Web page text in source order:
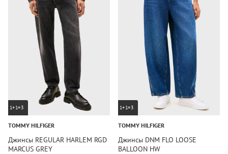
1+1=3
TOMMY HILFIGER
Джинсы REGULAR HARLEM RGD
MARCUS GREY
1+1=3
TOMMY HILFIGER
Джинсы DNM FLO LOOSE
BALLOON HW